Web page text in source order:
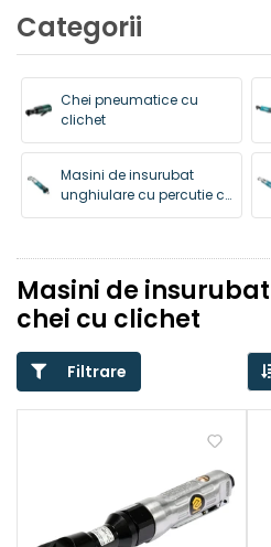
Categorii
Chei pneumatice cu
clichet
Masini de insurubat
unghiulare cu percutie cu
acumulator
Masini de
chei cu clichet
Filtrare